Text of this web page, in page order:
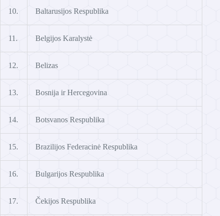
10. Baltarusijos Respublika
11. Belgijos Karalystė
12. Belizas
13. Bosnija ir Hercegovina
14. Botsvanos Respublika
15. Brazilijos Federacinė Respublika
16. Bulgarijos Respublika
17. Čekijos Respublika